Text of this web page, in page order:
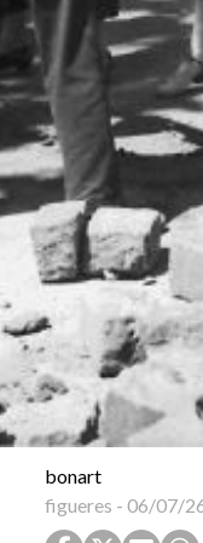
bonart
figueres - 06/07/